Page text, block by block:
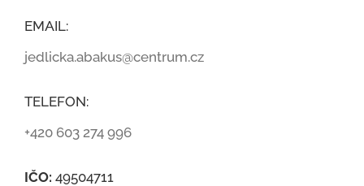
EMAIL:
jedlicka.abakus@centrum.cz
TELEFON:
+420 603 274 996
IČO: 49504711